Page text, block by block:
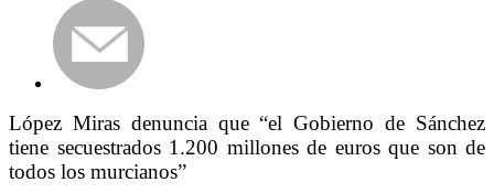
López Miras denuncia que “el Gobierno de Sánchez
tiene secuestrados 1.200 millones de euros que son de
todos los murcianos”